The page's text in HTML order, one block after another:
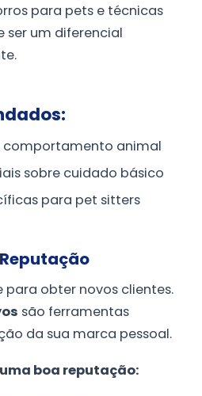
para pets e técnicas
ser um diferencial
comportamento animal
sobre cuidado básico
para pet sitters
obter novos clientes.
são ferramentas
da sua marca pessoal.
boa reputação: